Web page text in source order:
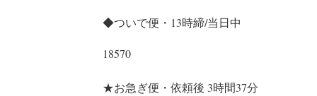
◆ついで便・13時締/当日中
18570
★お急ぎ便・依頼後 3時間37分